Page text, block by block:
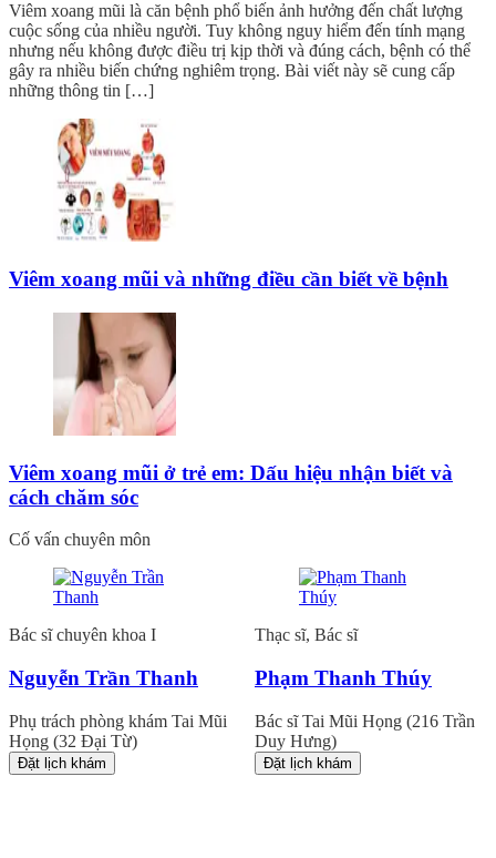
Viêm xoang mũi là căn bệnh phổ biến ảnh hưởng đến chất lượng
cuộc sống của nhiều người. Tuy không nguy hiểm đến tính mạng
nhưng nếu không được điều trị kịp thời và đúng cách, bệnh có thể
gây ra nhiều biến chứng nghiêm trọng. Bài viết này sẽ cung cấp
những thông tin […]
Viêm xoang mũi và những điều cần biết về bệnh
Viêm xoang mũi ở trẻ em: Dấu hiệu nhận biết và
cách chăm sóc
Cố vấn chuyên môn
Bác sĩ chuyên khoa I
Nguyễn Trần Thanh
Phụ trách phòng khám Tai Mũi
Họng (32 Đại Từ)
Đặt lịch khám
Thạc sĩ, Bác sĩ
Phạm Thanh Thúy
Bác sĩ Tai Mũi Họng (216 Trần
Duy Hưng)
Đặt lịch khám